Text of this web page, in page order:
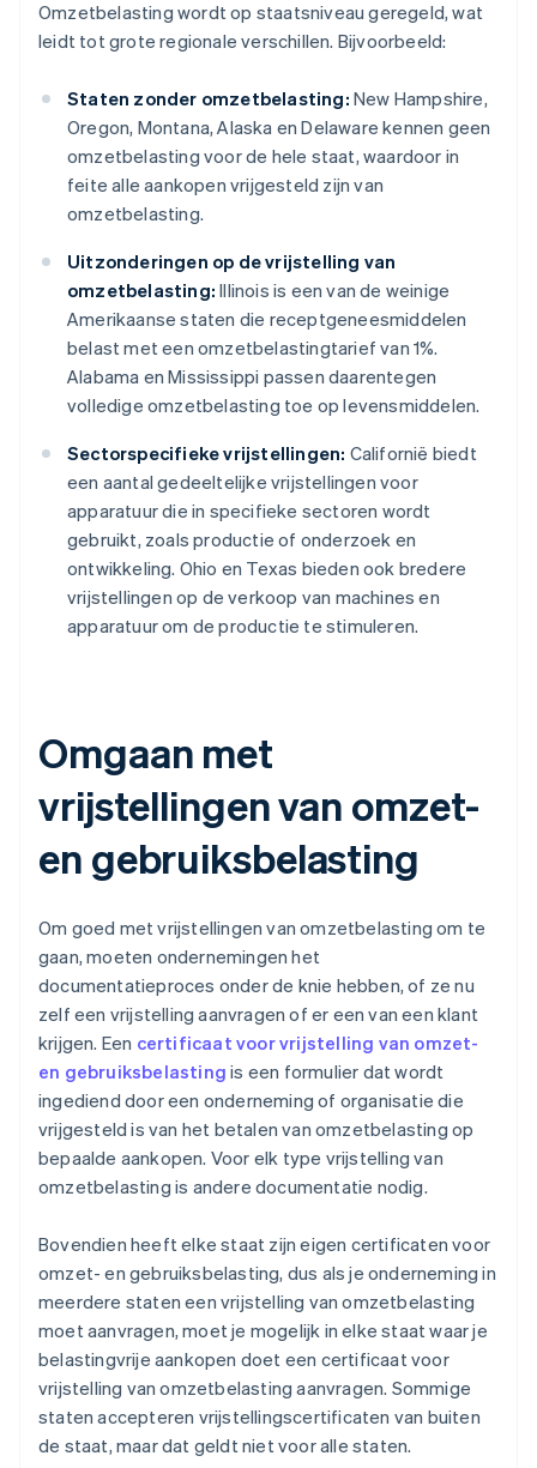
Omzetbelasting wordt op staatsniveau geregeld, wat
leidt tot grote regionale verschillen. Bijvoorbeeld:
Staten zonder omzetbelasting: New Hampshire,
Oregon, Montana, Alaska en Delaware kennen geen
omzetbelasting voor de hele staat, waardoor in
feite alle aankopen vrijgesteld zijn van
omzetbelasting.
Uitzonderingen op de vrijstelling van
omzetbelasting: Illinois is een van de weinige
Amerikaanse staten die receptgeneesmiddelen
belast met een omzetbelastingtarief van 1%.
Alabama en Mississippi passen daarentegen
volledige omzetbelasting toe op levensmiddelen.
Sectorspecifieke vrijstellingen: Californië biedt
een aantal gedeeltelijke vrijstellingen voor
apparatuur die in specifieke sectoren wordt
gebruikt, zoals productie of onderzoek en
ontwikkeling. Ohio en Texas bieden ook bredere
vrijstellingen op de verkoop van machines en
apparatuur om de productie te stimuleren.
Omgaan met
vrijstellingen van omzet-
en gebruiksbelasting
Om goed met vrijstellingen van omzetbelasting om te
gaan, moeten ondernemingen het
documentatieproces onder de knie hebben, of ze nu
zelf een vrijstelling aanvragen of er een van een klant
krijgen. Een certificaat voor vrijstelling van omzet-
en gebruiksbelasting is een formulier dat wordt
ingediend door een onderneming of organisatie die
vrijgesteld is van het betalen van omzetbelasting op
bepaalde aankopen. Voor elk type vrijstelling van
omzetbelasting is andere documentatie nodig.
Bovendien heeft elke staat zijn eigen certificaten voor
omzet- en gebruiksbelasting, dus als je onderneming in
meerdere staten een vrijstelling van omzetbelasting
moet aanvragen, moet je mogelijk in elke staat waar je
belastingvrije aankopen doet een certificaat voor
vrijstelling van omzetbelasting aanvragen. Sommige
staten accepteren vrijstellingscertificaten van buiten
de staat, maar dat geldt niet voor alle staten.